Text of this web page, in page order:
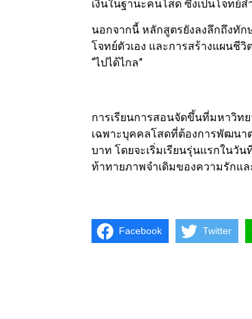
เงินในฐานะคนโสด ซึ่งเป็นโจท
นอกจากนี้ หลักสูตรยังลงลึกถึงทัก
โจทย์ตัวเอง และการสร้างแผนชีวิ
“ไปได้ไกล”
การเรียนการสอนจัดขึ้นที่มหาวิทย
เฉพาะบุคคลโสดที่ต้องการพัฒนาต
บาท โดยจะเริ่มเรียนรุ่นแรกในวั
ท้าทายภาพจำเดิมของความรักแ
Facebook Twitter